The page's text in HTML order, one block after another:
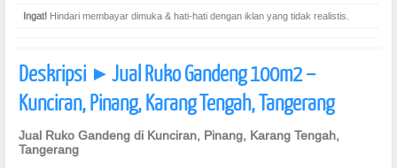
Ingat! Hindari membayar dimuka & hati-hati dengan iklan yang tidak realistis.
Deskripsi ] Jual Ruko Gandeng 100m2 –
Kunciran, Pinang, Karang Tengah, Tangerang
Jual Ruko Gandeng di Kunciran, Pinang, Karang Tengah,
Tangerang